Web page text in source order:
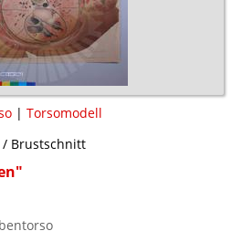
| Torsomodell
/ Brustschnitt